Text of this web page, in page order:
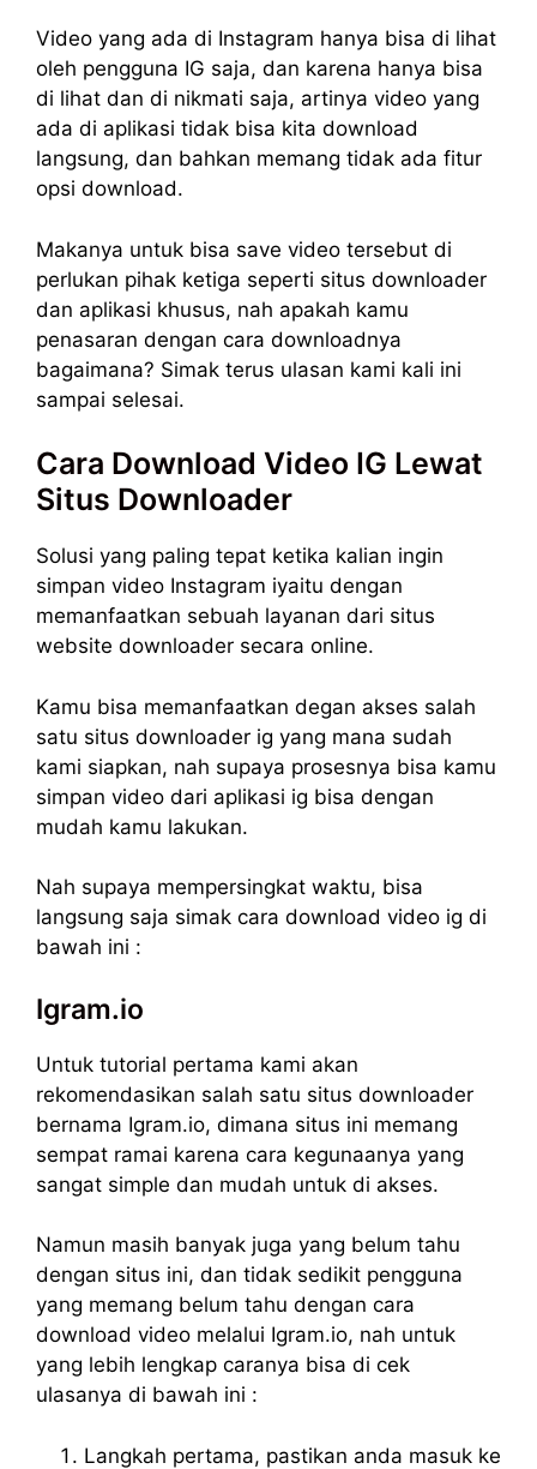
Video yang ada di Instagram hanya bisa di lihat
oleh pengguna IG saja, dan karena hanya bisa
di lihat dan di nikmati saja, artinya video yang
ada di aplikasi tidak bisa kita download
langsung, dan bahkan memang tidak ada fitur
opsi download.
Makanya untuk bisa save video tersebut di
perlukan pihak ketiga seperti situs downloader
dan aplikasi khusus, nah apakah kamu
penasaran dengan cara downloadnya
bagaimana? Simak terus ulasan kami kali ini
sampai selesai.
Cara Download Video IG Lewat
Situs Downloader
Solusi yang paling tepat ketika kalian ingin
simpan video Instagram iyaitu dengan
memanfaatkan sebuah layanan dari situs
website downloader secara online.
Kamu bisa memanfaatkan degan akses salah
satu situs downloader ig yang mana sudah
kami siapkan, nah supaya prosesnya bisa kamu
simpan video dari aplikasi ig bisa dengan
mudah kamu lakukan.
Nah supaya mempersingkat waktu, bisa
langsung saja simak cara download video ig di
bawah ini :
Igram.io
Untuk tutorial pertama kami akan
rekomendasikan salah satu situs downloader
bernama Igram.io, dimana situs ini memang
sempat ramai karena cara kegunaanya yang
sangat simple dan mudah untuk di akses.
Namun masih banyak juga yang belum tahu
dengan situs ini, dan tidak sedikit pengguna
yang memang belum tahu dengan cara
download video melalui Igram.io, nah untuk
yang lebih lengkap caranya bisa di cek
ulasanya di bawah ini :
Langkah pertama, pastikan anda masuk ke